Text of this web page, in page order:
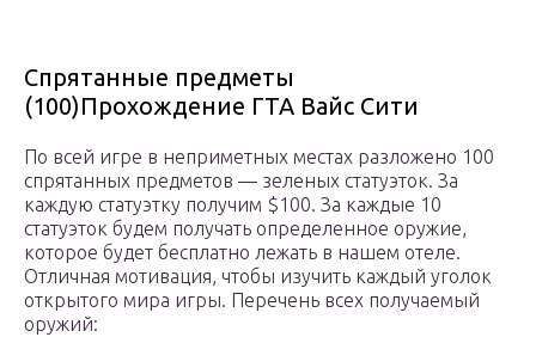
Спрятанные предметы
(100)Прохождение ГТА Вайс Сити
По всей игре в неприметных местах разложено 100
спрятанных предметов — зеленых статуэток. За
каждую статуэтку получим $100. За каждые 10
статуэток будем получать определенное оружие,
которое будет бесплатно лежать в нашем отеле.
Отличная мотивация, чтобы изучить каждый уголок
открытого мира игры. Перечень всех получаемый
оружий: